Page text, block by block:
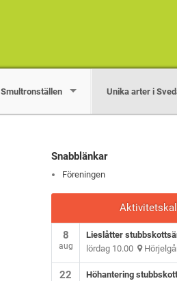
Smultronställen Unika arter i
Snabblänkar
Föreningen
8
aug
Lieslåtter
lördag 10.00
22
Höhantering